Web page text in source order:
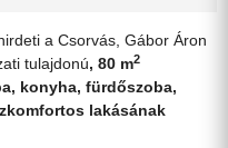
a Csorvás, Gábor Áron
tulajdonú, 80 m2
konyha, fürdőszoba,
lakásának